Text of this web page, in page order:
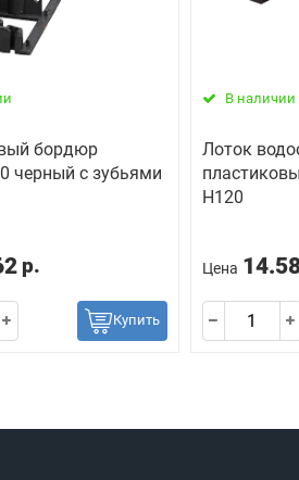
бордюр
черный с зубьями
р.
Купить
В наличии
Лоток
Н120
Цена